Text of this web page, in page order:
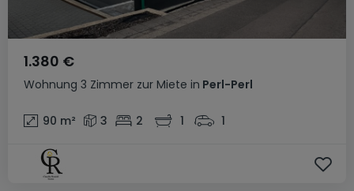
Wohnung 3 Zimmer zur Miete in Perl-Perl
1.380 €
90 m² 3 2 1 1